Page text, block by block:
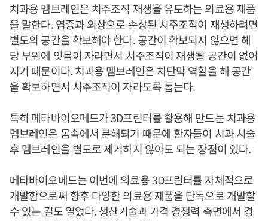
치과용 멤브레인은 치주조직 재생을 유도하는 의료용 제품
을 말한다. 염증과 외상으로 손상된 치주조직이 재생하려면
별도의 공간을 확보해야 한다. 공간이 확보되지 않으면 해
당 부위에 잇몸이 자라면서 치주조직이 재생될 공간이 없어
지기 때문이다. 치과용 멤브레인은 차단막 역할을 해 공간
을 확보하면서 치주조직이 자라도록 돕는다.
특히 메타바이오메드가 3D프린터를 활용해 만드는 치과용
멤브레인은 몸속에서 분해되기 때문에 환자들이 치과 시술
후 멤브레인을 별도로 제거하지 않아도 되는 장점이 있다.
메타바이오메드는 이번에 의료용 3D프린터를 자체적으로
개발함으로써 향후 다양한 의료용 제품을 단독으로 개발할
수 있는 길도 열었다. 생산기술과 가격 경쟁력 측면에서 경